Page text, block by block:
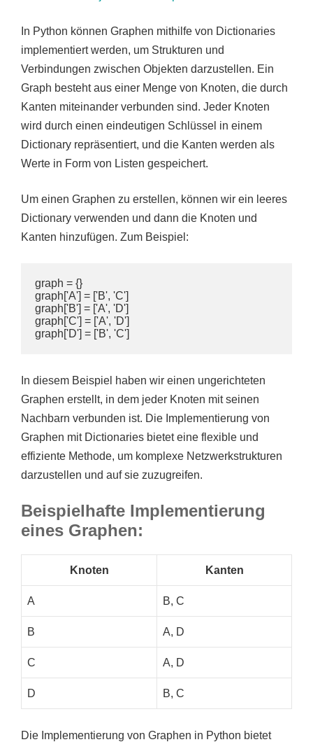
In Python können Graphen mithilfe von Dictionaries
implementiert werden, um Strukturen und
Verbindungen zwischen Objekten darzustellen. Ein
Graph besteht aus einer Menge von Knoten, die durch
Kanten miteinander verbunden sind. Jeder Knoten
wird durch einen eindeutigen Schlüssel in einem
Dictionary repräsentiert, und die Kanten werden als
Werte in Form von Listen gespeichert.
Um einen Graphen zu erstellen, können wir ein leeres
Dictionary verwenden und dann die Knoten und
Kanten hinzufügen. Zum Beispiel:
graph = {}
graph['A'] = ['B', 'C']
graph['B'] = ['A', 'D']
graph['C'] = ['A', 'D']
In diesem Beispiel haben wir einen ungerichteten
Graphen erstellt, in dem jeder Knoten mit seinen
Nachbarn verbunden ist. Die Implementierung von
Graphen mit Dictionaries bietet eine flexible und
effiziente Methode, um komplexe Netzwerkstrukturen
darzustellen und auf sie zuzugreifen.
Beispielhafte Implementierung
eines Graphen:
Knoten Kanten
A B, C
B A, D
C A, D
D B, C
Die Implementierung von Graphen in Python bietet